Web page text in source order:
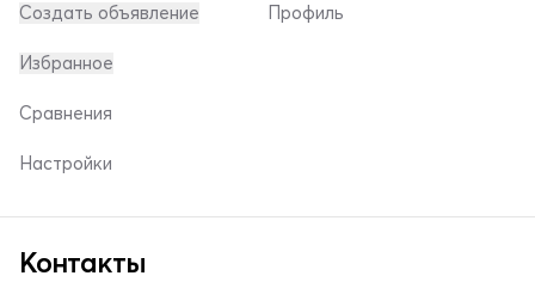
Создать объявление Профиль
Избранное
Сравнения
Настройки
Контакты